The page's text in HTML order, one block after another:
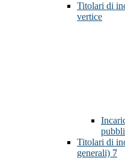
Titolari di
vertice
Titolari di
generali) 7